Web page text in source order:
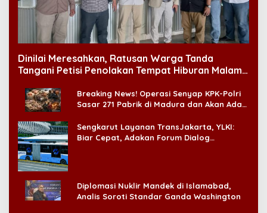
Dinilai Meresahkan, Ratusan Warga Tanda
Tangani Petisi Penolakan Tempat Hiburan Malam
Breaking News! Operasi Senyap KPK-Polri
Sasar 271 Pabrik di Madura dan Akan Ada
Sengkarut Layanan TransJakarta, YLKI:
Biar Cepat, Adakan Forum Dialog
Diplomasi Nuklir Mandek di Islamabad,
Analis Soroti Standar Ganda Washington